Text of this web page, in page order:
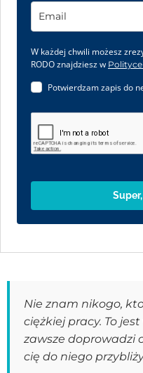
W każdej chwili możesz
RODO znajdziesz w
Potwierdzam zapis do
Nie znam nikogo,
ciężkiej pracy. To
zawsze doprowadzi
cię do niego